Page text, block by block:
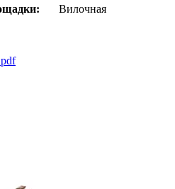
Вилочная